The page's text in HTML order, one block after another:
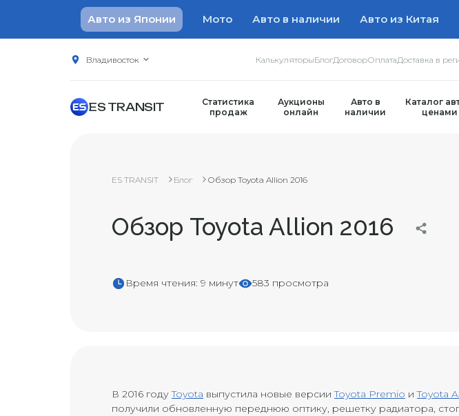
Авто из Японии Мото Авто в наличии Авто из Китая
Владивосток КалькуляторыБлогДоговорОплатаДоставка в
ES TRANSIT
Статистика
продаж
Аукционы
онлайн
Авто в
наличии
Каталог
ценами
ES TRANSIT Блог Обзор Toyota Allion 2016
Обзор Toyota Allion 2016
Время чтения: 9 минут 583 просмотра
В 2016 годуToyota выпустила новые версииToyota Premio иToyota
получили обновленную переднюю оптику, решетку радиатора,